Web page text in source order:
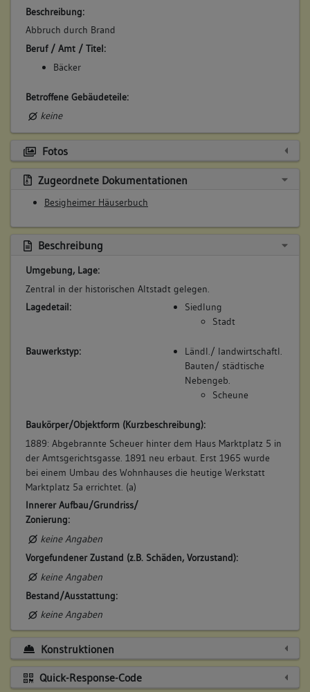
Beschreibung:
Abbruch durch Brand
Beruf / Amt / Titel:
Bäcker
Betroffene Gebäudeteile:
keine
4. Besitzer:in:
(1891)
Melchior, Wilhelm
kauft von Gerock
Beschreibung:
Neubau Scheuer
Beruf / Amt / Titel:
Flaschner
keine
Fotos
Zugeordnete Dokumentationen
Besigheimer Häuserbuch
Beschreibung
Umgebung, Lage:
Zentral in der historischen Altstadt gelegen.
Lagedetail:
Siedlung
Stadt
Bauwerkstyp:
Ländl./ landwirtschaftl.
Bauten/ städtische
Nebengeb.
Scheune
Baukörper/Objektform (Kurzbeschreibung):
1889: Abgebrannte Scheuer hinter dem Haus Marktplatz 5 in
der Amtsgerichtsgasse. 1891 neu erbaut. Erst 1965 wurde
bei einem Umbau des Wohnhauses die heutige Werkstatt
Marktplatz 5a errichtet. (a)
Innerer Aufbau/Grundriss/
Zonierung:
keine Angaben
Vorgefundener Zustand (z.B. Schäden, Vorzustand):
keine Angaben
Bestand/Ausstattung:
keine Angaben
Konstruktionen
Quick-Response-Code